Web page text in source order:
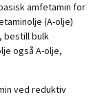
amfetamin for
(A-olje)
bestill bulk
også A-olje,
ved reduktiv